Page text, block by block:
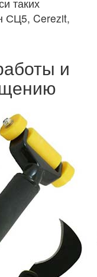
таких
СЦ5, Cerezit,
и